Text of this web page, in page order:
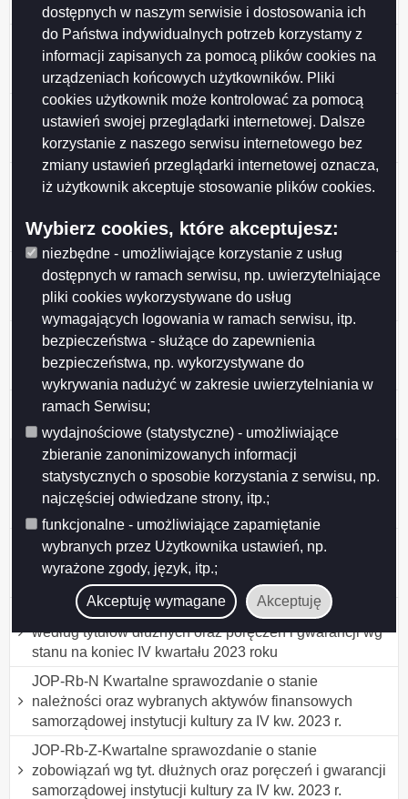
dostępnych w naszym serwisie i dostosowania ich
do Państwa indywidualnych potrzeb korzystamy z
informacji zapisanych za pomocą plików cookies na
urządzeniach końcowych użytkowników. Pliki
cookies użytkownik może kontrolować za pomocą
ustawień swojej przeglądarki internetowej. Dalsze
korzystanie z naszego serwisu internetowego bez
zmiany ustawień przeglądarki internetowej oznacza,
iż użytkownik akceptuje stosowanie plików cookies.
Wybierz cookies, które akceptujesz:
niezbędne - umożliwiające korzystanie z usług
dostępnych w ramach serwisu, np. uwierzytelniające
pliki cookies wykorzystywane do usług
wymagających logowania w ramach serwisu, itp.
bezpieczeństwa - służące do zapewnienia
bezpieczeństwa, np. wykorzystywane do
wykrywania nadużyć w zakresie uwierzytelniania w
ramach Serwisu;
wydajnościowe (statystyczne) - umożliwiające
zbieranie zanonimizowanych informacji
statystycznych o sposobie korzystania z serwisu, np.
najczęściej odwiedzane strony, itp.;
funkcjonalne - umożliwiające zapamiętanie
wybranych przez Użytkownika ustawień, np.
wyrażone zgody, język, itp.;
Akceptuję wymagane Akceptuję
31 grudnia 2023
Rb-NDS Korekta Nr 1 sprawozdanie o nadwyżce /
deficycie jst za okres od początku roku do dnia 31
grudnia roku 2023
Rb-N Korekta Nr 1Kwartalne sprawozdanie o stanie
należności oraz wybranych aktywów finansowych wg
stanu na koniec IV kwartału 2023 roku
JOP-Rb-N Korekta Nr 1 - Kwartalne sprawozdanie o
stanie należności oraz wybranych aktywów
2023 r.
Rb-27S sprawozdanie z wykonania planu dochodów
budżetowych jst za okres od początku roku do dnia 31
grudnia roku 2023
Rb-28S sprawozdanie z wykonania planu wydatków
budżetowych jst od początku roku do dnia 31 grudnia
2023
Rb-NDS sprawozdanie o nadwyżce / deficycie jst za
okres od początku roku do dnia 31 grudnia roku 2023
Rb-PDP sprawozdanie z wykonania dochodów
podatkowych gminy/miasta na prawach powiatu za
okres sprawozdawczy od początku roku do dnia 31
Rb-N Kwartalne sprawozdanie o stanie należności
oraz wybranych aktywów finansowych wg stanu na
koniec IV kwartału 2023 roku
Rb-Z Kwartalne sprawozdanie o stanie zobowiązań
według tytułów dłużnych oraz poręczeń i gwarancji wg
stanu na koniec IV kwartału 2023 roku
JOP-Rb-N Kwartalne sprawozdanie o stanie
należności oraz wybranych aktywów finansowych
samorządowej instytucji kultury za IV kw. 2023 r.
JOP-Rb-Z-Kwartalne sprawozdanie o stanie
zobowiązań wg tyt. dłużnych oraz poręczeń i gwarancji
samorządowej instytucji kultury za IV kw. 2023 r.